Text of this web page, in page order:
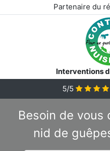
Partenaire du
Interventions
5/5
Besoin de vous
nid de